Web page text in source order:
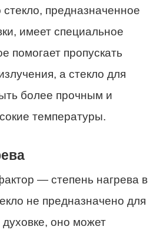
предназначенное
имеет специальное
помогает пропускать
а стекло для
более прочным и
температуры.
— степень нагрева в
не предназначено для
духовке, оно может